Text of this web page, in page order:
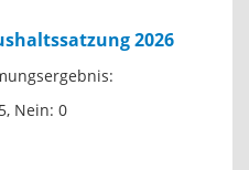
2026
Nein: 0